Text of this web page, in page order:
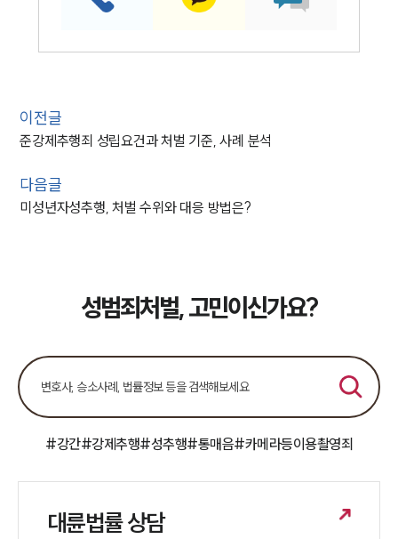
이전글
준강제추행죄 성립요건과 처벌 기준, 사례 분석
다음글
미성년자성추행, 처벌 수위와 대응 방법은?
성범죄처벌, 고민이신가요?
#강간#강제추행#성추행#통매음#카메라등이용촬영죄
대륜법률 상담